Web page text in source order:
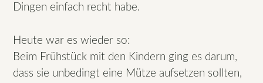
Dingen einfach recht habe.
Heute war es wieder so:
Beim Frühstück mit den Kindern ging es darum,
dass sie unbedingt eine Mütze aufsetzen sollten,